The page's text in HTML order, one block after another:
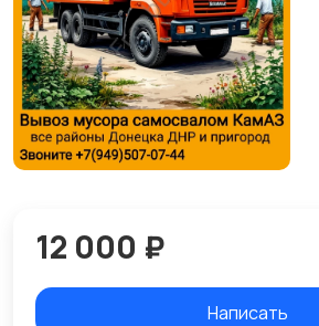
12 000 ₽
Написать